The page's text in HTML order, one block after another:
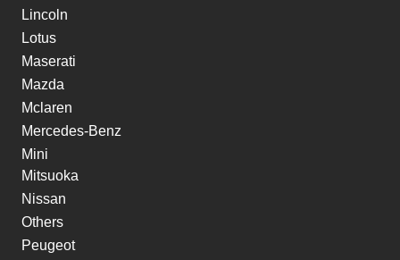
Lincoln
Lotus
Maserati
Mazda
Mclaren
Mercedes-Benz
Mini
Mitsuoka
Nissan
Others
Peugeot